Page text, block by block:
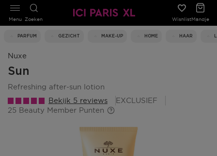
Zoeken WishlistMandje
PARFUM GEZICHT MAKE-UP HOME HAAR
Menu
Nuxe
Sun
refreshing after-sun lotion
Bekijk 5 reviews
EXCLUSIEF
25 Beauty Member Punten